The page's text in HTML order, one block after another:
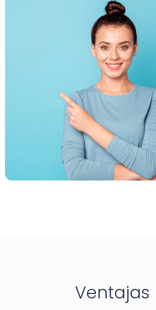
Ventajas